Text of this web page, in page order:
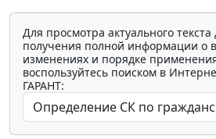
Для просмотра актуального текста
получения полной информации о
изменениях и порядке
воспользуйтесь поиском в
ГАРАНТ: